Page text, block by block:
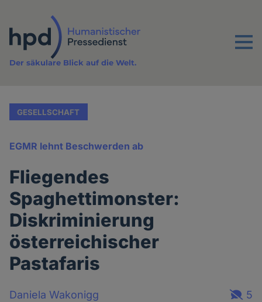
Inhalt
Menu
Der säkulare Blick auf die Welt.
GESELLSCHAFT
EGMR lehnt Beschwerden ab
Fliegendes
Spaghettimonster:
Diskriminierung
österreichischer
Pastafaris
Daniela Wakonigg
5